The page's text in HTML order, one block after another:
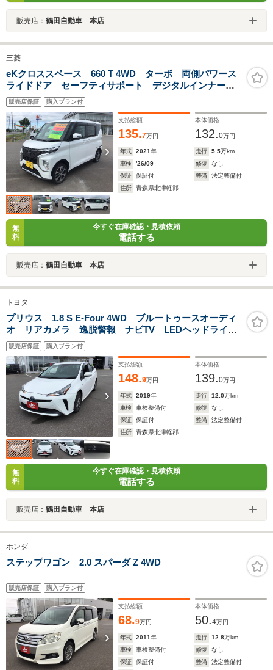
販売店： 鶴田自動車 本店
三菱
eKクロススペース 660 T 4WD ターボ 両側パワース
ライドドア セーフティサポート デジタルインナーミ
ラー オートエアコン CDオーディオ LEDヘッドライ
ト LEDフォグライト アイドリングストップ
販売店保証 購入プラン付
支払総額
135.7万円
本体価格
132.0万円
年式 2021年 走行 5.5万km
車検
'26/09 修復
なし
保証
保証付 整備
法定整備付
住所
青森県北津軽郡
無
料
今すぐ在庫確認・見積依頼
電話する
販売店： 鶴田自動車 本店
トヨタ
プリウス 1.8 S E-Four 4WD ブルートゥースオーディ
オ リアカメラ 逸脱警報 ナビTV LEDヘッドライ
ト オートハイビーム キーレスエントリー オートラ
イト クルコン エアバッグ ワンセグTV ABS パワ
ーウィンドウ
販売店保証 購入プラン付
支払総額
148.9万円
本体価格
139.0万円
年式 2019年 走行 12.0万km
車検
車検整備付 修復
なし
保証
保証付 整備
法定整備付
住所
青森県北津軽郡
無
料
今すぐ在庫確認・見積依頼
電話する
販売店： 鶴田自動車 本店
ホンダ
ステップワゴン 2.0 スパーダ Z 4WD
販売店保証 購入プラン付
支払総額
68.9万円
本体価格
50.4万円
年式 2011年 走行 12.8万km
車検
車検整備付 修復
なし
保証
保証付 整備
法定整備付